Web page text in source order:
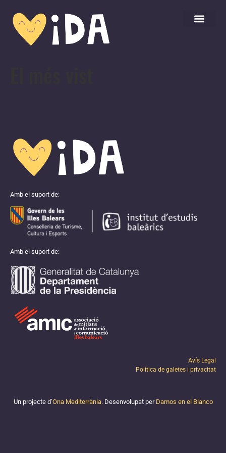
Amb el suport de:
Amb el suport de:
Avís Legal
Política de galetes i privacitat
Un projecte d’Ona Mediterrània. Desenvolupat per Damos en el Blanco